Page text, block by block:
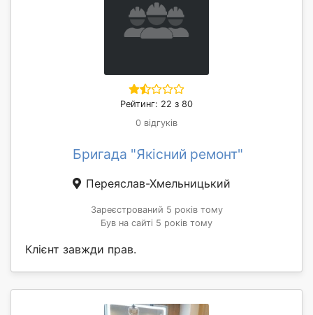
Рейтинг: 22 з 80
0 відгуків
Бригада "Якісний ремонт"
Переяслав-Хмельницький
Зареєстрований 5 років тому
Був на сайті 5 років тому
Клієнт завжди прав.